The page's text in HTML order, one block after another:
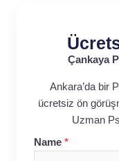
Çankaya
Ankara’da bir
ücretsiz ön
Uzman
Name *